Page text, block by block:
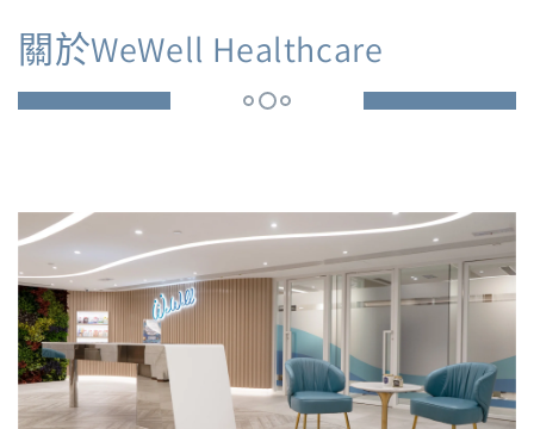
關於WeWell Healthcare